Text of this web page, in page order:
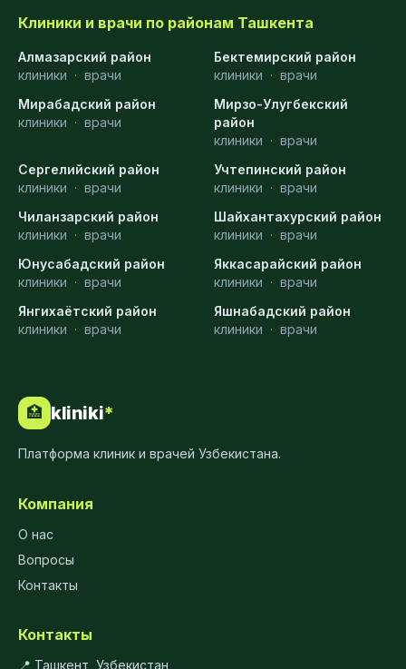
Клиники и врачи по районам Ташкента
Алмазарский район
клиники · врачи
Бектемирский район
клиники · врачи
Мирабадский район
клиники · врачи
Мирзо-Улугбекский
район
клиники · врачи
Сергелийский район
клиники · врачи
Учтепинский район
клиники · врачи
Чиланзарский район
клиники · врачи
Шайхантахурский район
клиники · врачи
Юнусабадский район
клиники · врачи
Яккасарайский район
клиники · врачи
Янгихаётский район
клиники · врачи
Яшнабадский район
клиники · врачи
🏥 kliniki*
Платформа клиник и врачей Узбекистана.
Компания
О нас
Вопросы
Контакты
Контакты
📍 Ташкент, Узбекистан